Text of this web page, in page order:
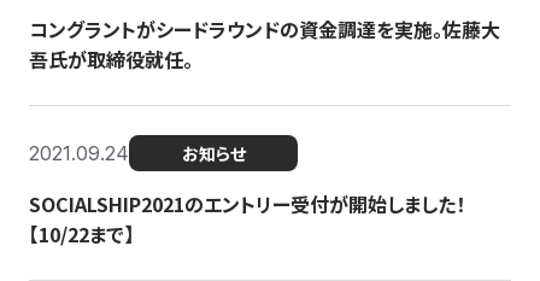
コングラントがシードラウンドの資金調達を実施。佐藤大
吾氏が取締役就任。
2021.09.24 お知らせ
SOCIALSHIP2021のエントリー受付が開始しました！
【10/22まで】